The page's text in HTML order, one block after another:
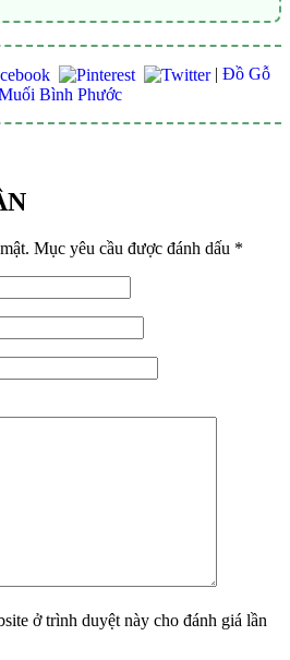
| Đồ Gỗ
Bình Phước
Mục yêu cầu được đánh dấu *
ở trình duyệt này cho đánh giá lần